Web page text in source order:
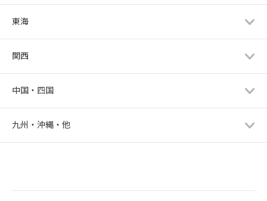
東海
関西
中国・四国
九州・沖縄・他